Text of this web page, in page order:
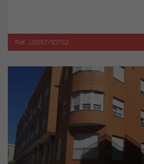
Ref. JJ1057/10762